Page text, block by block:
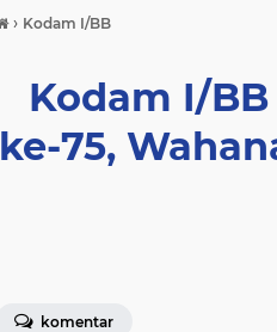
› Kodam I/BB
Kodam I/BB
ke-75,
komentar